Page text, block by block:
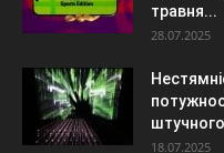
травня...
28.07.2025
18.07.2025